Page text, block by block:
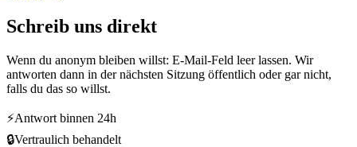
Schreib uns direkt
Wenn du anonym bleiben willst: E-Mail-Feld leer lassen. Wir
antworten dann in der nächsten Sitzung öffentlich oder gar nicht,
falls du das so willst.
⚡Antwort binnen 24h
🔒Vertraulich behandelt